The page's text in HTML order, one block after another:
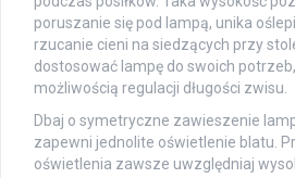
poruszanie się pod lampą, unika
rzucanie cieni na siedzących przy
dostosować lampę do swoich
możliwością regulacji długości zwisu.
Dbaj o symetryczne zawieszenie
zapewni jednolite oświetlenie blatu.
oświetlenia zawsze uwzględniaj